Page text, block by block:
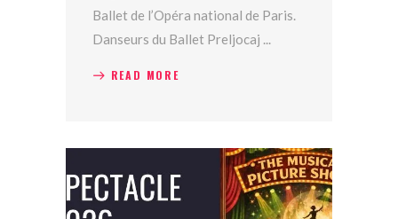
Ballet de l’Opéra national de Paris.
Danseurs du Ballet Preljocaj
READ MORE